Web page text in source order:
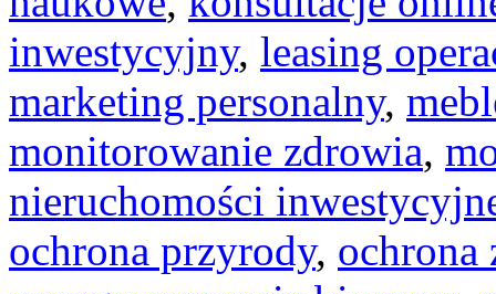
inwestycyjny, leasing
marketing personalny,
monitorowanie zdrowia,
nieruchomości
ochrona przyrody, ochrona